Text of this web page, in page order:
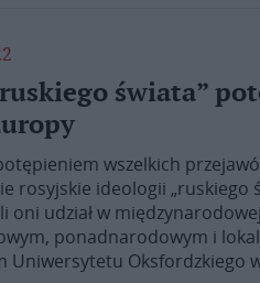
świata”
wszelkich
rosyjskie ideologii
oni udział w
ponadnarodowym i
Uniwersytetu Oksfordzkiego